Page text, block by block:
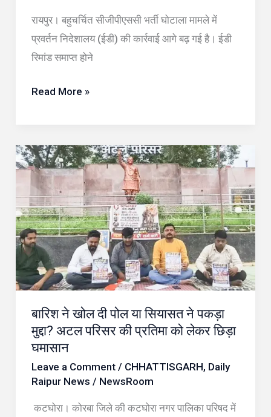
रायपुर। बहुचर्चित सीजीपीएससी भर्ती घोटाला मामले में
प्रवर्तन निदेशालय (ईडी) की कार्रवाई आगे बढ़ गई है। ईडी
रिमांड समाप्त होने
जाएंगे
जेल
Read More »
बारिश ने खोल दी पोल या सियासत ने पकड़ा
मुद्दा? अटल परिसर की प्रतिमा को लेकर छिड़ा
घमासान
Leave a Comment / CHHATTISGARH, Daily
Raipur News / NewsRoom
कटघोरा। कोरबा जिले की कटघोरा नगर पालिका परिषद में
बारिश
ने
खोल
दी
पोल
या
सियासत
ने
पकड़ा
मुद्दा?
अटल
परिसर
की